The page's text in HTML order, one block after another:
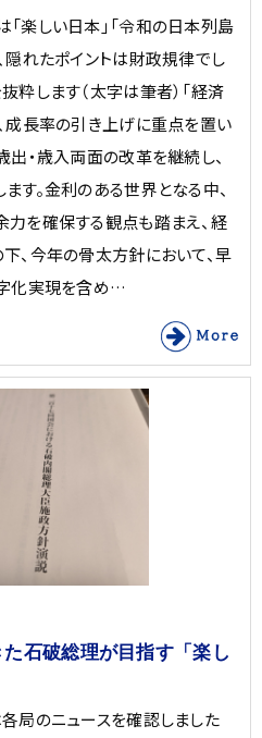
楽しい日本」「令和の日本列島
隠れたポイントは財政規律でし
粋します（太字は筆者）「経済
成長率の引き上げに重点を置い
出・歳入両面の改革を継続し、
す。金利のある世界となる中、
を確保する観点も踏まえ、経
、今年の骨太方針において、早
化実現を含め…
石破総理が目指す「楽し
局のニュースを確認しました